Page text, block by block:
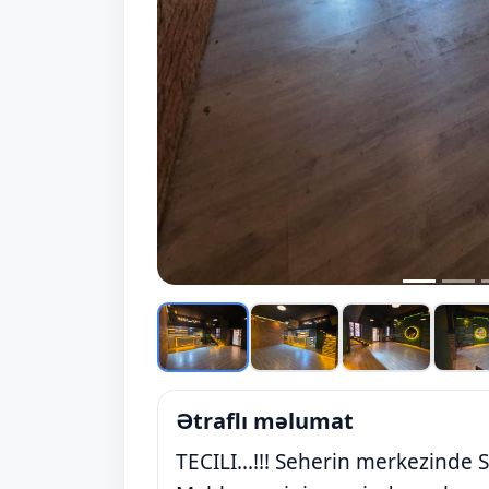
Ətraflı məlumat
TECILI...!!! Seherin